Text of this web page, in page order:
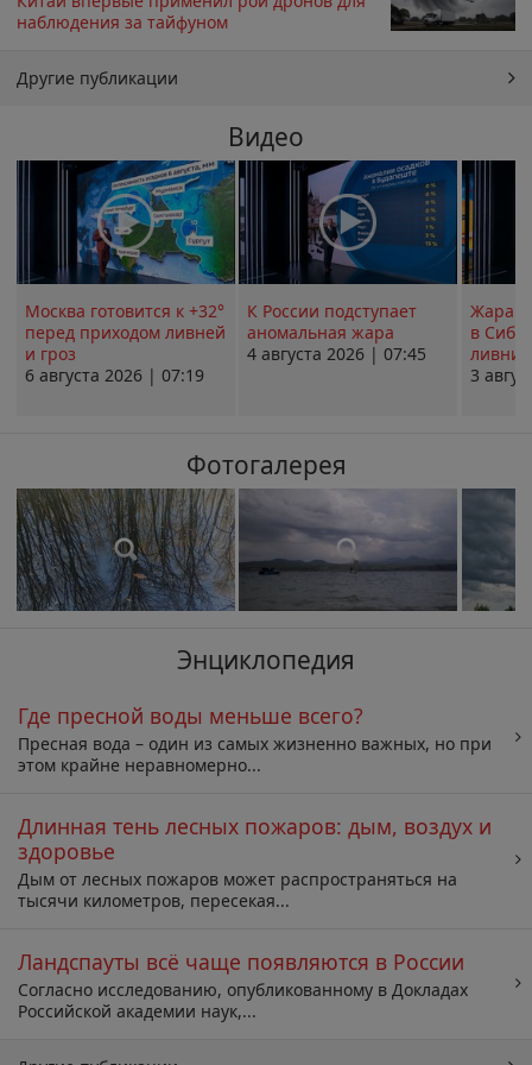
наблюдения за тайфуном
Другие публикации
Видео
Москва готовится к +32°
перед приходом ливней
и гроз
6 августа 2026 | 07:19
К России подступает
аномальная жара
4 августа 2026 | 07:45
Жара в
в
ливни
3
Фотогалерея
Энциклопедия
Где пресной воды меньше всего?
Пресная вода – один из самых жизненно важных, но при
этом крайне неравномерно...
Длинная тень лесных пожаров: дым, воздух и
здоровье
Дым от лесных пожаров может распространяться на
тысячи километров, пересекая...
Ландспауты всё чаще появляются в России
Согласно исследованию, опубликованному в Докладах
Российской академии наук,...